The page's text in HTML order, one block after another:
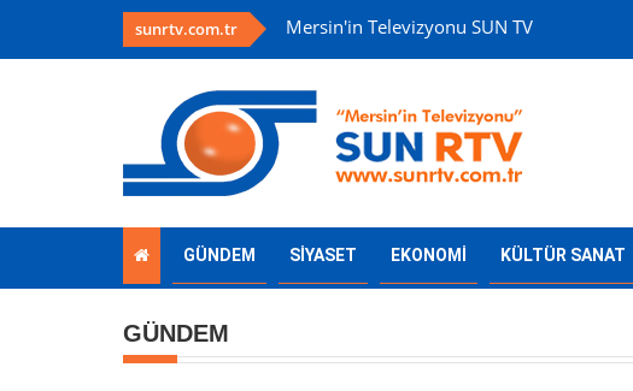
sunrtv.com.tr Mersin'in Televizyonu SUN TV
GÜNDEM SİYASET EKONOMİ KÜLTÜR SANAT
GÜNDEM